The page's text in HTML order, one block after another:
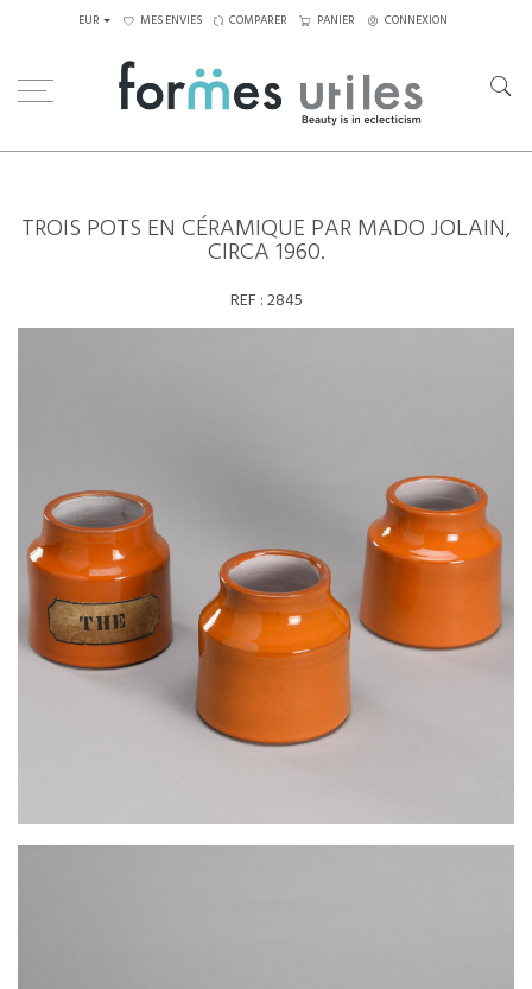
EUR MES ENVIES COMPARER PANIER CONNEXION
TROIS POTS EN CÉRAMIQUE PAR MADO JOLAIN,
CIRCA 1960.
REF :2845